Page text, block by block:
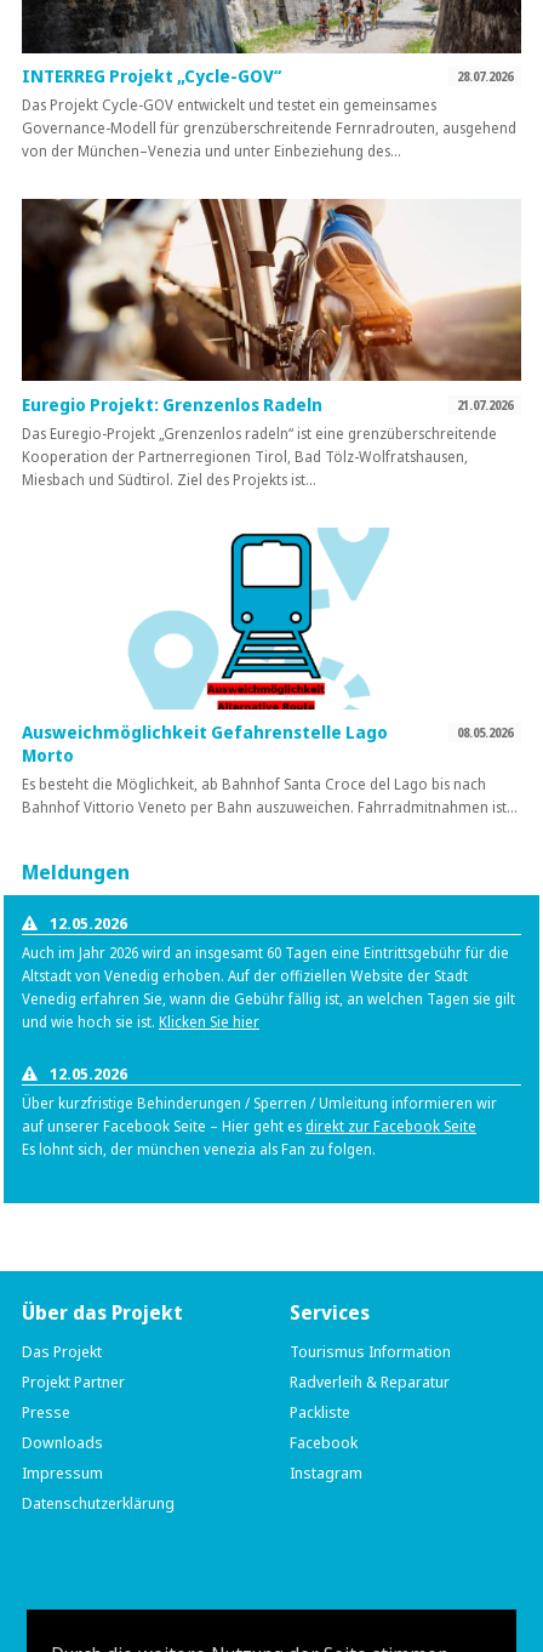
28.07.2026
INTERREG Projekt „Cycle-GOV“
Das Projekt Cycle-GOV entwickelt und testet ein gemeinsames
Governance-Modell für grenzüberschreitende Fernradrouten, ausgehend
von der München–Venezia und unter Einbeziehung des…
21.07.2026
Euregio Projekt: Grenzenlos Radeln
Das Euregio-Projekt „Grenzenlos radeln“ ist eine grenzüberschreitende
Kooperation der Partnerregionen Tirol, Bad Tölz-Wolfratshausen,
Miesbach und Südtirol. Ziel des Projekts ist…
08.05.2026
Ausweichmöglichkeit Gefahrenstelle Lago
Morto
Es besteht die Möglichkeit, ab Bahnhof Santa Croce del Lago bis nach
Bahnhof Vittorio Veneto per Bahn auszuweichen. Fahrradmitnahmen ist…
Meldungen
12.05.2026
Auch im Jahr 2026 wird an insgesamt 60 Tagen eine Eintrittsgebühr für die
Altstadt von Venedig erhoben. Auf der offiziellen Website der Stadt
Venedig erfahren Sie, wann die Gebühr fällig ist, an welchen Tagen sie gilt
und wie hoch sie ist. Klicken Sie hier
12.05.2026
Über kurzfristige Behinderungen / Sperren / Umleitung informieren wir
auf unserer Facebook Seite – Hier geht esdirekt zur Facebook Seite
Es lohnt sich, der münchen venezia als Fan zu folgen.
Über das Projekt
Das Projekt
Projekt Partner
Presse
Downloads
Impressum
Datenschutzerklärung
Services
Tourismus Information
Radverleih & Reparatur
Packliste
Facebook
Instagram
Hauptstraße 204